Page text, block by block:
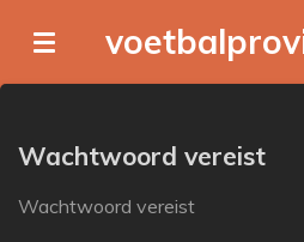
direct
naar
hoofdinhoud
Wachtwoord vereist
Wachtwoord vereist